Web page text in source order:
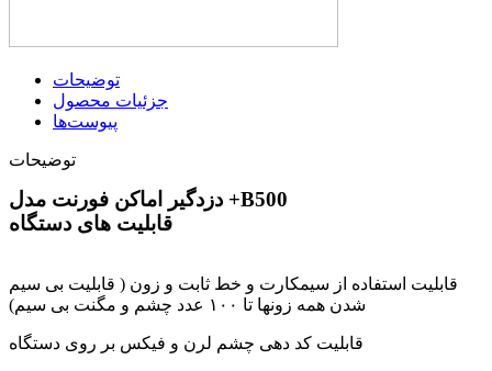
توضیحات
جزئیات محصول
پیوست‌ها
توضیحات
دزدگیر اماکن فورنت مدل +B500
قابلیت های دستگاه
قابلیت استفاده از سیمکارت و خط ثابت و زون ( قابلیت بی سیم
شدن همه زونها تا ۱۰۰ عدد چشم و مگنت بی سیم)
قابلیت کد دهی چشم لرن و فیکس بر روی دستگاه